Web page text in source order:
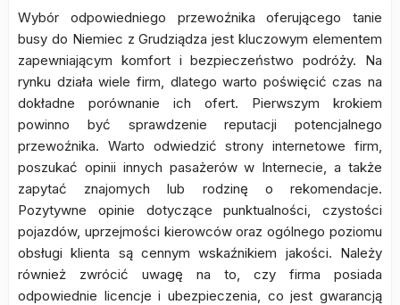
Wybór odpowiedniego przewoźnika oferującego tanie
busy do Niemiec z Grudziądza jest kluczowym elementem
zapewniającym komfort i bezpieczeństwo podróży. Na
rynku działa wiele firm, dlatego warto poświęcić czas na
dokładne porównanie ich ofert. Pierwszym krokiem
powinno być sprawdzenie reputacji potencjalnego
przewoźnika. Warto odwiedzić strony internetowe firm,
poszukać opinii innych pasażerów w Internecie, a także
zapytać znajomych lub rodzinę o rekomendacje.
Pozytywne opinie dotyczące punktualności, czystości
pojazdów, uprzejmości kierowców oraz ogólnego poziomu
obsługi klienta są cennym wskaźnikiem jakości. Należy
również zwrócić uwagę na to, czy firma posiada
odpowiednie licencje i ubezpieczenia, co jest gwarancją